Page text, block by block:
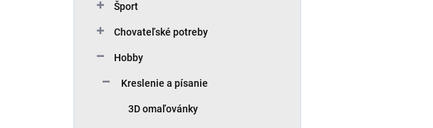
Šport
Chovateľské potreby
Hobby
Kreslenie a písanie
3D omaľovánky